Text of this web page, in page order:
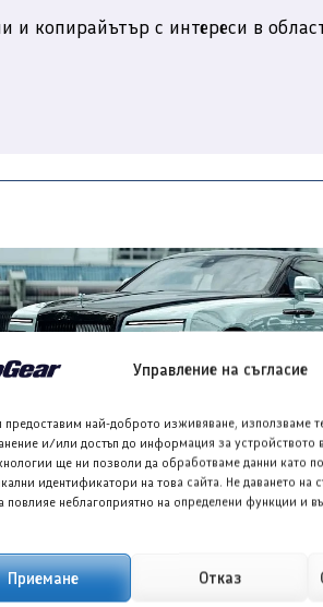
Управление на съгласие
предоставим най-доброто изживяване, използваме
и/или достъп до информация за устройството
ще ни позволи да обработваме данни като
идентификатори на това сайта. Не даването на
повлияе неблагоприятно на определени функции и
Приемане Отказ
копирайътър с интереси в
Royce Spectre EV ще излезе на
година